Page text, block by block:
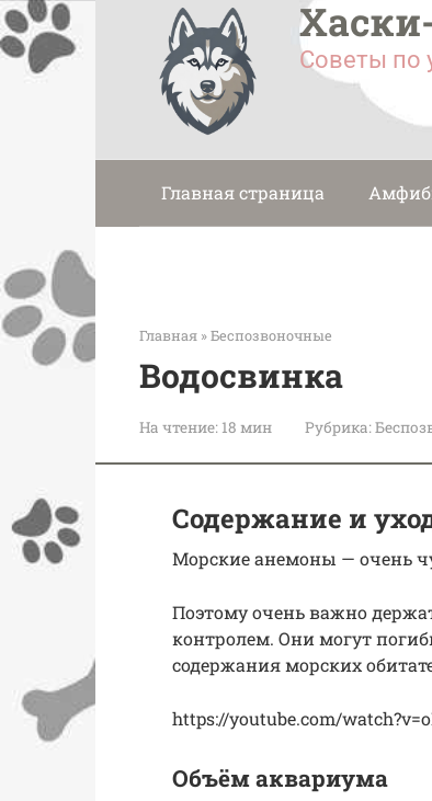
Перейти
к
контенту
Советы по
Главная страница
Главная »Беспозвоночные
Водосвинка
На чтение: 18 мин Рубрика:
Содержание и
Морские анемоны — очень
Поэтому очень важно
контролем. Они могут
содержания морских
https://youtube.com/
Объём аквариума